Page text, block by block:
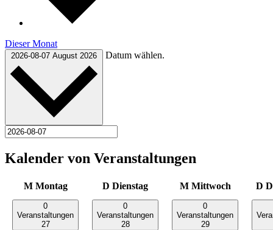
Dieser Monat
2026-08-07 August 2026 Datum wählen.
Kalender von Veranstaltungen
M Montag D Dienstag M Mittwoch D
0
Veranstaltungen
27
0
Veranstaltungen
28
0
Veranstaltungen
29